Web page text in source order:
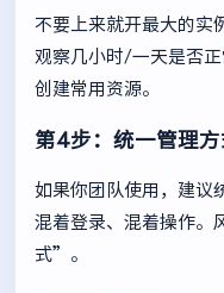
不要上来就开最大的实
观察几小时/一天是否
创建常用资源。
第4步：统一管理方
如果你团队使用，建议
混着登录、混着操作。
式”。